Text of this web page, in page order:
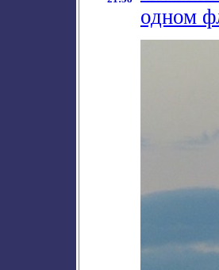
одном